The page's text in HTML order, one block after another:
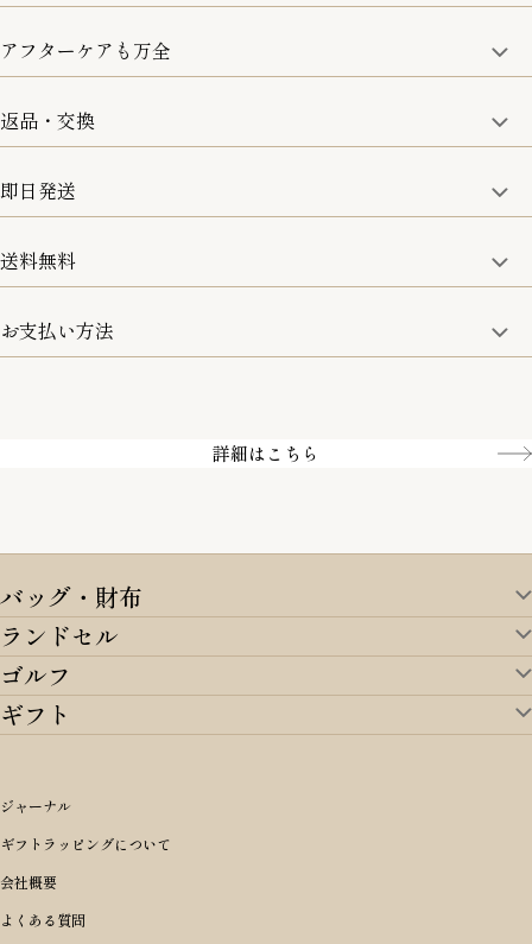
商品金額の10%をポイント還元いたします。
アフターケアも万全
取り扱い商品はすべて正規品となります。
修理などのご相談に関しましては、責任を持って対応させてい
ただきます。
返品・交換
8日以内なら、返品・交換も可能です。
即日発送
15:00までのご注文は即日発送
お取寄せ商品を除く
送料無料
5,500円(税込)以上で全国送料無料となります。
お支払い方法
詳細はこちら
バッグ・財布
バッグ・財布TOP
すべてを見る
アイテムから選ぶ
リュックサック・デイパック・バックパック
ショルダーバッグ
ボディバッグ・ウエストバッグ
長財布
m＋ エムピウ
PORTER 吉田カバン ポーター
BRIEFING ブリーフィング
Dakota ダコタ
ランドセル
ランドセルTOP
すべてを見る
オリジナルランドセル
女の子ランドセル
男の子ランドセル
ランドセル小物・その他
価格から選ぶ
〜49,999円
50,000円〜59,999円
60,000円〜69,999円
ゴルフ
ゴルフTOP
アイテムから選ぶ
キャディバッグ
ヘッドカバー
ゴルフ小物
ブランドから選ぶ
BRIEFING ブリーフィング
master-piece マスターピース
ギフト
シーンから探す
誕生日
結婚祝い
出産祝い
性別・年齢から探す
男性向け
女性向け
予算から探す
〜4,999円
ジャーナル
ギフトラッピングについて
会社概要
よくある質問